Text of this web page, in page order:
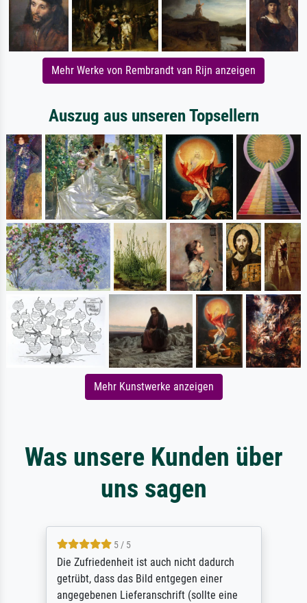
Mehr Werke von Rembrandt van Rijn anzeigen
Auszug aus unseren Topsellern
Mehr Kunstwerke anzeigen
Was unsere Kunden über
uns sagen
5 / 5
Die Zufriedenheit ist auch nicht dadurch
getrübt, dass das Bild entgegen einer
angegebenen Lieferanschrift (sollte eine